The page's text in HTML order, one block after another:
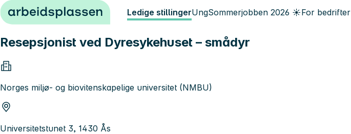
Hopp til innhold Ledige stillingerUngSommerjobben 2026 ☀️For bedrifter
Resepsjonist ved Dyresykehuset – smådyr
Norges miljø- og biovitenskapelige universitet (NMBU)
Universitetstunet 3, 1430 Ås